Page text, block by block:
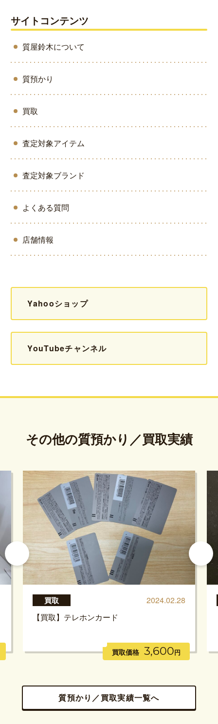
サイトコンテンツ
質屋鈴木について
質預かり
買取
査定対象アイテム
査定対象ブランド
よくある質問
店舗情報
Yahooショップ
YouTubeチャンネル
その他の質預かり／買取実績
買取
2024.02.28
【買取】テレホンカード
買取価格 3,600円
質預かり／買取実績一覧へ